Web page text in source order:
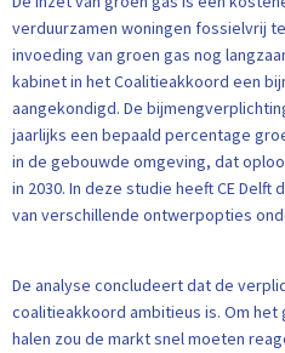
verduurzamen woningen fossielvrij
invoeding van groen gas nog
kabinet in het Coalitieakkoord een
aangekondigd. De
jaarlijks een bepaald percentage
in de gebouwde omgeving, dat
in 2030. In deze studie heeft CE Delft
van verschillende ontwerpopties
De analyse concludeert dat de
coalitieakkoord ambitieus is. Om
halen zou de markt snel moeten